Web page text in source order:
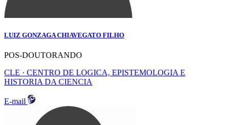
LUIZ GONZAGA CHIAVEGATO FILHO
POS-DOUTORANDO
CLE · CENTRO DE LOGICA, EPISTEMOLOGIA E
HISTORIA DA CIENCIA
E-mail